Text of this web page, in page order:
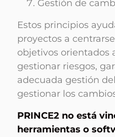
Gestión de
Estos principios
proyectos a
objetivos orientados
gestionar riesgos,
adecuada gestión
gestionar los
PRINCE2 no está
herramientas o